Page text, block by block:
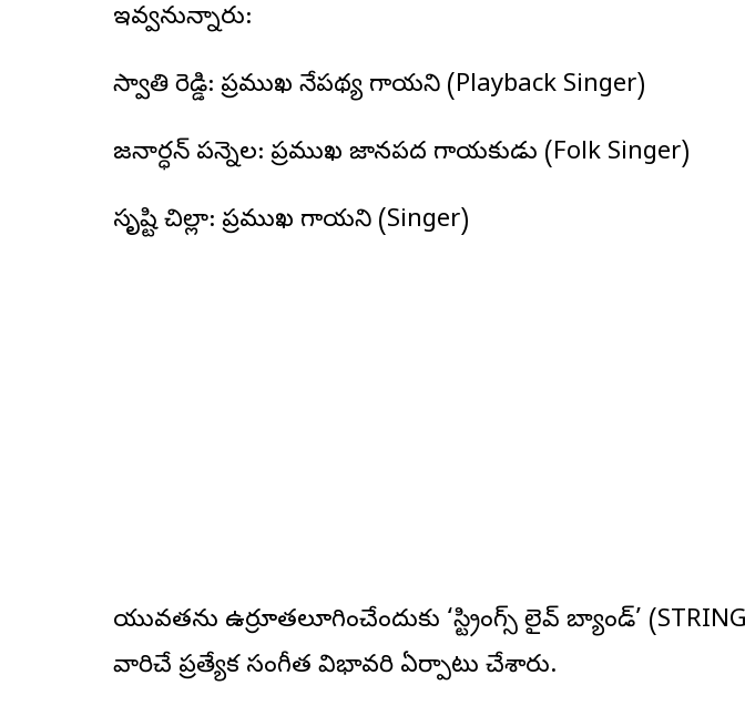
ఇవ్వనున్నారు:
స్వాతి రెడ్డి: ప్రముఖ నేపథ్య గాయని (Playback Singer)
జనార్ధన్ పన్నెల: ప్రముఖ జానపద గాయకుడు (Folk Singer)
సృష్టి చిల్లా: ప్రముఖ గాయని (Singer)
యువతను ఉర్రూతలూగించేందుకు ‘స్ట్రింగ్స్ లైవ్ బ్యాండ్’
వారిచే ప్రత్యేక సంగీత విభావరి ఏర్పాటు చేశారు.